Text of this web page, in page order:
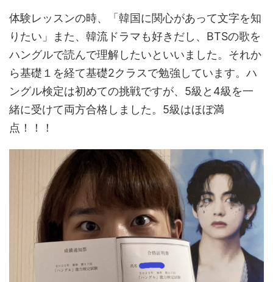
体験レッスンの時、「韓国に関心があって文字を知
りたい」また、韓流ドラマも好きだし、BTSの歌を
ハングルで読んで理解したいといいました。それか
ら基礎１を経て基礎2クラスで勉強しています。ハ
ングル検定は初めての挑戦ですが、5級と4級を一
緒に受けて両方合格しました。5級はほぼ満
点！！！